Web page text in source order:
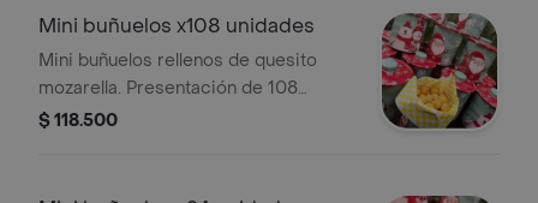
Mini buñuelos x108 unidades
Mini buñuelos rellenos de quesito
mozarella. Presentación de 108
unidades.
$ 118.500